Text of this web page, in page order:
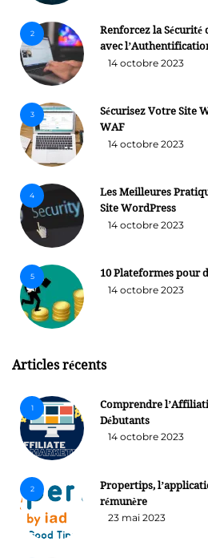
2
Renforcez la Sécurité
avec
14 octobre 2023
3
Sécurisez Votre Site
WAF
14 octobre 2023
4
Les Meilleures
Site WordPress
14 octobre 2023
5 10 Plateformes pour
14 octobre 2023
Articles récents
1
Comprendre
Débutants
14 octobre 2023
2
Propertips,
rémunère
23 mai 2023